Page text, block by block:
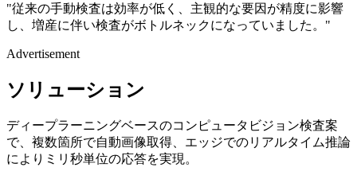
"従来の手動検査は効率が低く、主観的な要因が精度に影響
し、増産に伴い検査がボトルネックになっていました。 "
Advertisement
ソリューション
ディープラーニングベースのコンピュータビジョン検査案
で、複数箇所で自動画像取得、エッジでのリアルタイム推論
によりミリ秒単位の応答を実現。